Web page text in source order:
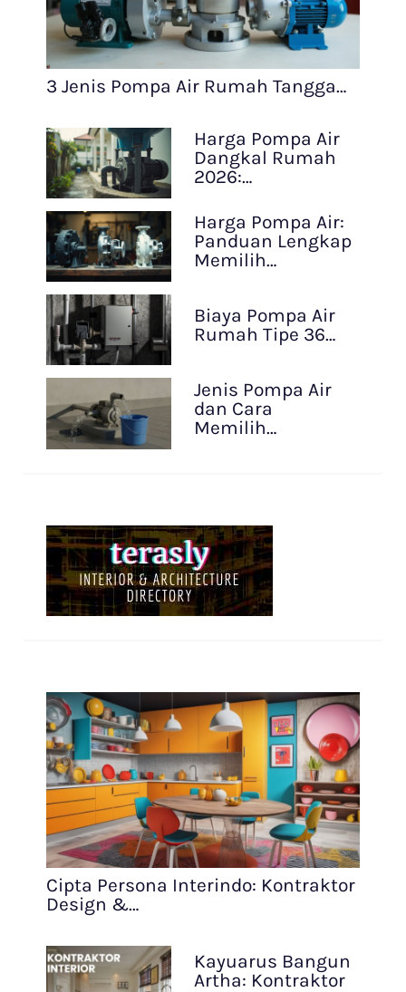
3 Jenis Pompa Air Rumah Tangga…
Harga Pompa Air
Dangkal Rumah
2026:…
Harga Pompa Air:
Panduan Lengkap
Memilih…
Biaya Pompa Air
Rumah Tipe 36…
Jenis Pompa Air
dan Cara
Memilih…
Cipta Persona Interindo: Kontraktor
Design &…
Kayuarus Bangun
Artha: Kontraktor